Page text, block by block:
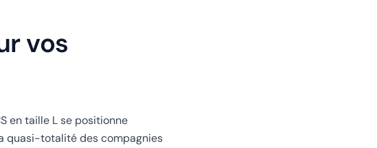
vos
en taille L se positionne
quasi-totalité des compagnies